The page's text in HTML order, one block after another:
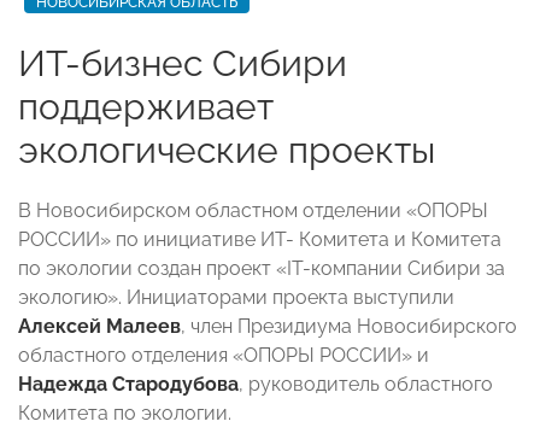
ИТ-бизнес Сибири
поддерживает
экологические проекты
В Новосибирском областном отделении «ОПОРЫ
РОССИИ» по инициативе ИТ- Комитета и Комитета
по экологии создан проект «IT-компании Сибири за
экологию». Инициаторами проекта выступили
Алексей Малеев, член Президиума Новосибирского
областного отделения «ОПОРЫ РОССИИ» и
Надежда Стародубова, руководитель областного
Комитета по экологии.